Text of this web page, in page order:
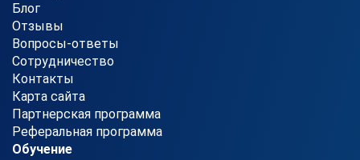
Блог
Отзывы
Вопросы-ответы
Сотрудничество
Контакты
Карта сайта
Партнерская программа
Реферальная программа
Обучение